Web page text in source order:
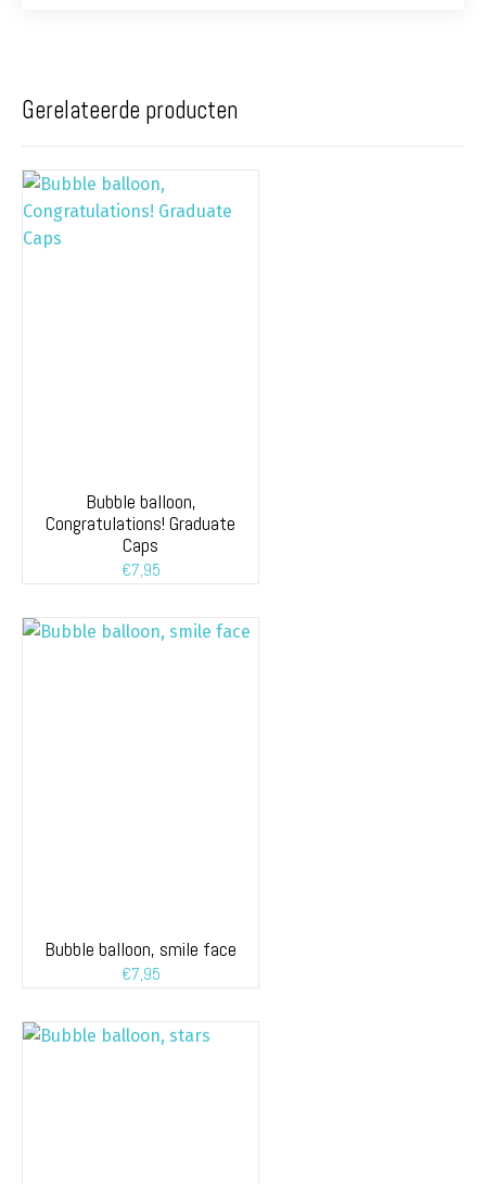
Gerelateerde producten
Bubble balloon,
Congratulations! Graduate
Caps
€7,95
Bubble balloon, smile face
€7,95